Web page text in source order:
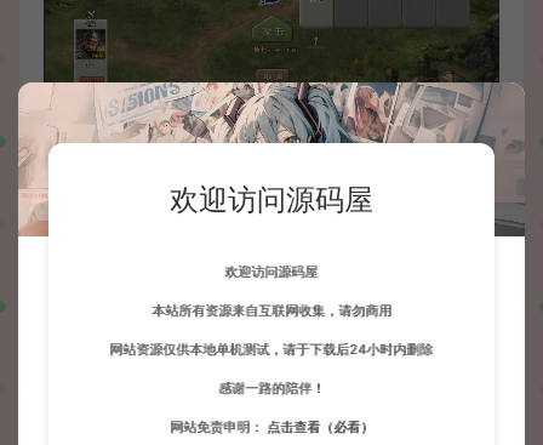
欢迎访问源码屋
欢迎访问源码屋
本站所有资源来自互联网收集，请勿商用
网站资源仅供本地单机测试，请于下载后24小时内删除
感谢一路的陪伴！
网站免责申明： 点击查看（必看）